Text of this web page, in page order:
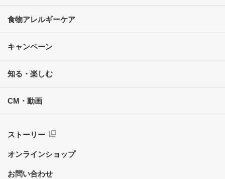
食物アレルギーケア
キャンペーン
知る・楽しむ
CM・動画
ストーリー
オンラインショップ
お問い合わせ